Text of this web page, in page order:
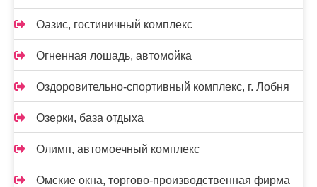
Оазис, гостиничный комплекс
Огненная лошадь, автомойка
Оздоровительно-спортивный комплекс, г. Лобня
Озерки, база отдыха
Олимп, автомоечный комплекс
Омские окна, торгово-производственная фирма